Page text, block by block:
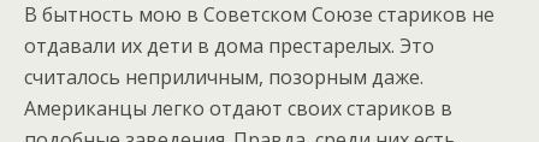
В бытность мою в Советском Союзе стариков не
отдавали их дети в дома престарелых. Это
считалось неприличным, позорным даже.
Американцы легко отдают своих стариков в